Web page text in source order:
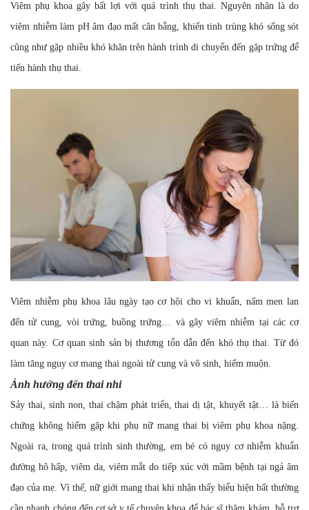
Viêm phụ khoa gây bất lợi với quá trình thụ thai. Nguyên nhân là do
viêm nhiễm làm pH âm đạo mất cân bằng, khiến tinh trùng khó sống sót
cũng như gặp nhiều khó khăn trên hành trình di chuyển đến gặp trứng để
tiến hành thụ thai.
Viêm nhiễm phụ khoa lâu ngày tạo cơ hội cho vi khuẩn, nấm men lan
đến tử cung, vòi trứng, buồng trứng… và gây viêm nhiễm tại các cơ
quan này. Cơ quan sinh sản bị thương tổn dẫn đến khó thụ thai. Từ đó
làm tăng nguy cơ mang thai ngoài tử cung và vô sinh, hiếm muộn.
Ảnh hưởng đến thai nhi
Sảy thai, sinh non, thai chậm phát triển, thai dị tật, khuyết tật… là biến
chứng không hiếm gặp khi phụ nữ mang thai bị viêm phụ khoa nặng.
Ngoài ra, trong quá trình sinh thường, em bé có nguy cơ nhiễm khuẩn
đường hô hấp, viêm da, viêm mắt do tiếp xúc với mầm bệnh tại ngả âm
đạo của mẹ. Vì thế, nữ giới mang thai khi nhận thấy biểu hiện bất thường